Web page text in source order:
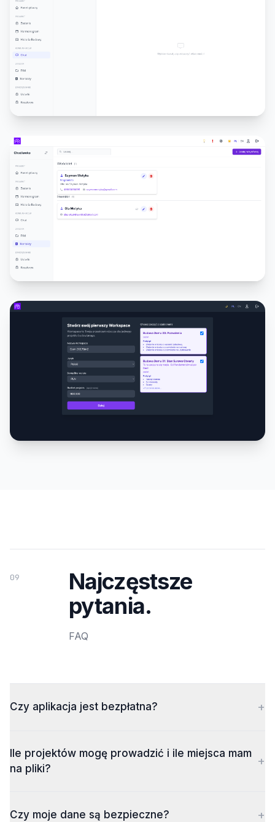
09
Najczęstsze
pytania.
FAQ
Czy aplikacja jest bezpłatna? +
Ile projektów mogę prowadzić i ile miejsca mam
na pliki?
+
Czy moje dane są bezpieczne? +